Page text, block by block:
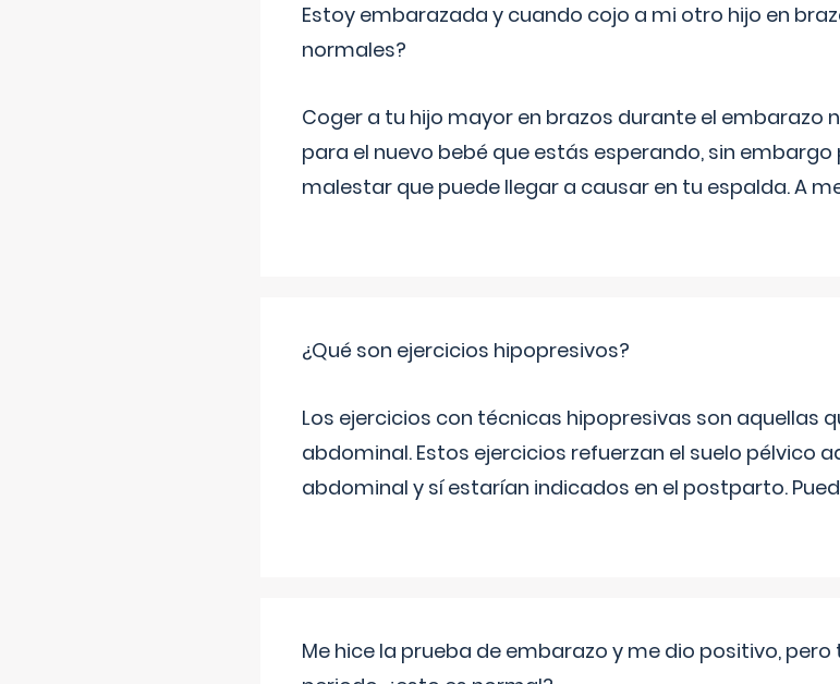
Estoy embarazada y cuando cojo a mi otro hijo en
normales?
Coger a tu hijo mayor en brazos durante el embarazo
para el nuevo bebé que estás esperando, sin
malestar que puede llegar a causar en tu espalda. A
¿Qué son ejercicios hipopresivos?
Los ejercicios con técnicas hipopresivas son aquellas
abdominal. Estos ejercicios refuerzan el suelo pélvico
abdominal y sí estarían indicados en el postparto.
Me hice la prueba de embarazo y me dio positivo,